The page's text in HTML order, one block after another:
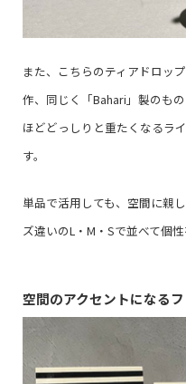
また、こちらのティアドロッ
作、同じく「Bahari」製のも
ほどどっしりと重たくなるラ
す。
単品で活用しても、空間に親
ズ違いのL・M・Sで並べて個
空間のアクセントになる